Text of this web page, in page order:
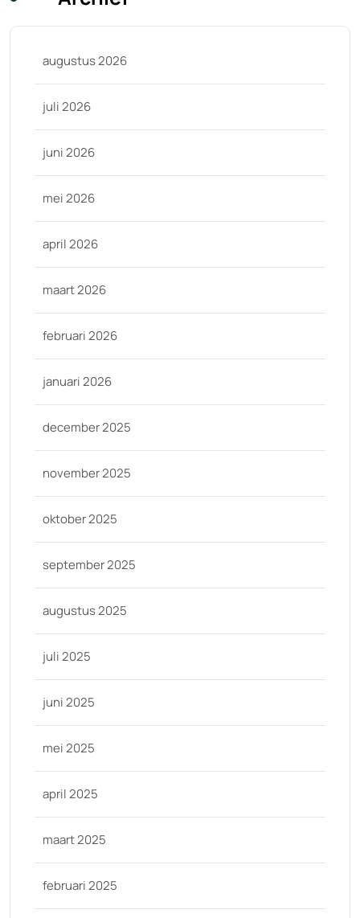
augustus 2026
juli 2026
juni 2026
mei 2026
april 2026
maart 2026
februari 2026
januari 2026
december 2025
november 2025
oktober 2025
september 2025
augustus 2025
juli 2025
juni 2025
mei 2025
april 2025
maart 2025
februari 2025